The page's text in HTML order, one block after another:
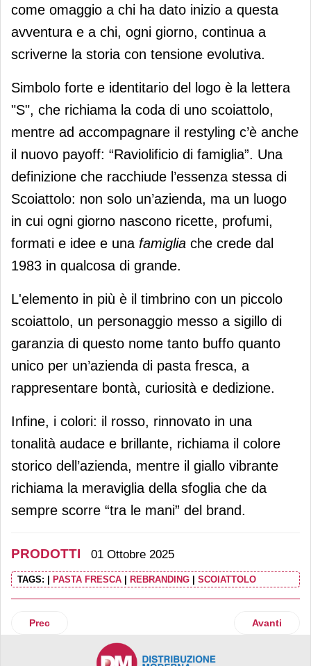
come omaggio a chi ha dato inizio a questa
avventura e a chi, ogni giorno, continua a
scriverne la storia con tensione evolutiva.
Simbolo forte e identitario del logo è la lettera
"S", che richiama la coda di uno scoiattolo,
mentre ad accompagnare il restyling c’è anche
il nuovo payoff: “Raviolificio di famiglia”. Una
definizione che racchiude l’essenza stessa di
Scoiattolo: non solo un’azienda, ma un luogo
in cui ogni giorno nascono ricette, profumi,
formati e idee e una famiglia che crede dal
1983 in qualcosa di grande.
L'elemento in più è il timbrino con un piccolo
scoiattolo, un personaggio messo a sigillo di
garanzia di questo nome tanto buffo quanto
unico per un’azienda di pasta fresca, a
rappresentare bontà, curiosità e dedizione.
Infine, i colori: il rosso, rinnovato in una
tonalità audace e brillante, richiama il colore
storico dell’azienda, mentre il giallo vibrante
richiama la meraviglia della sfoglia che da
sempre scorre “tra le mani” del brand.
PRODOTTI 01 Ottobre 2025
TAGS: PASTA FRESCA REBRANDING SCOIATTOLO
Articolo precedente: Felsineo rivoluziona il mondo dei
Prec Articolo
Avanti